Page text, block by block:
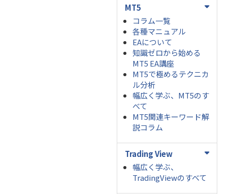
MT5
コラム一覧
各種マニュアル
EAについて
知識ゼロから始める
MT5 EA講座
MT5で極めるテクニカ
ル分析
幅広く学ぶ、MT5のす
べて
MT5関連キーワード解
説コラム
Trading View
幅広く学ぶ、
TradingViewのすべて